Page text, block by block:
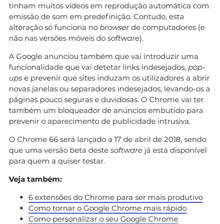
tinham muitos vídeos em reprodução automática com
emissão de som em predefinição. Contudo, esta
alteração só funciona no browserde computadores (e
não nas versões móveis do software).
A Google anunciou também que vai introduzir uma
funcionalidade que vai detetar links indesejados, pop-
ups e prevenir que sites induzam os utilizadores a abrir
novas janelas ou separadores indesejados, levando-os a
páginas pouco seguras e duvidosas. O Chrome vai ter
também um bloqueador de anúncios embutido para
prevenir o aparecimento de publicidade intrusiva.
O Chrome 66 será lançado a 17 de abril de 2018, sendo
que uma versão beta deste software já está disponível
para quem a quiser testar.
Veja também:
6 extensões do Chrome para ser mais produtivo
Como tornar o Google Chrome mais rápido
Como personalizar o seu Google Chrome